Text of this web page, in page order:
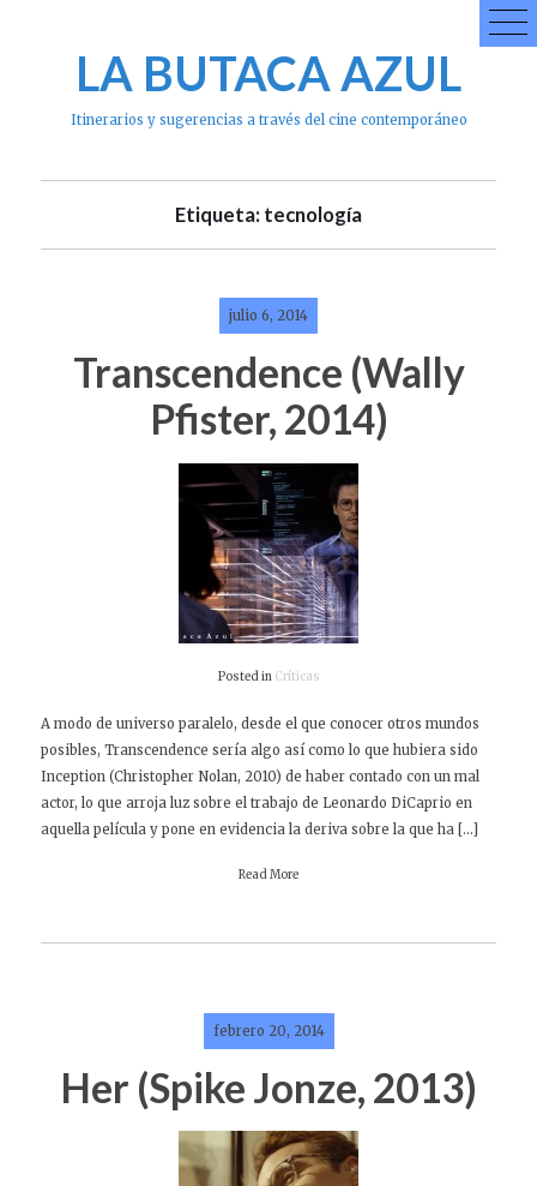
LA BUTACA AZUL
Itinerarios y sugerencias a través del cine contemporáneo
Etiqueta: tecnología
julio 6, 2014
Transcendence (Wally
Pfister, 2014)
Posted in Críticas
A modo de universo paralelo, desde el que conocer otros mundos
posibles, Transcendence sería algo así como lo que hubiera sido
Inception (Christopher Nolan, 2010) de haber contado con un mal
actor, lo que arroja luz sobre el trabajo de Leonardo DiCaprio en
aquella película y pone en evidencia la deriva sobre la que ha […]
Read More
febrero 20, 2014
Her (Spike Jonze, 2013)